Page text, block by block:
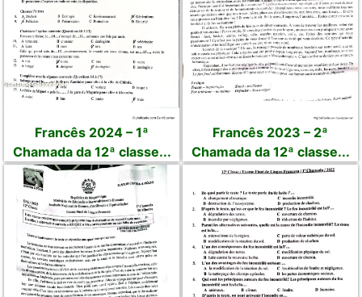
Francês 2024 – 1ª
Chamada da 12ª classe...
Francês 2023 – 2ª
Chamada da 12ª classe...